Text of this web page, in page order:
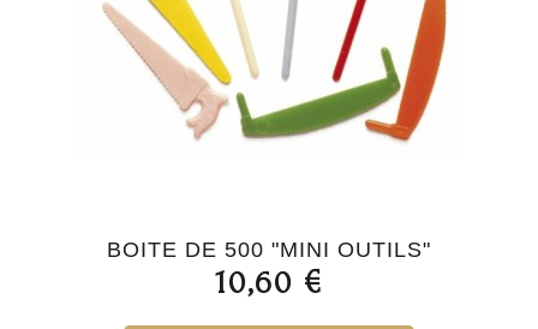
BOITE DE 500 "MINI OUTILS"
10,60 €